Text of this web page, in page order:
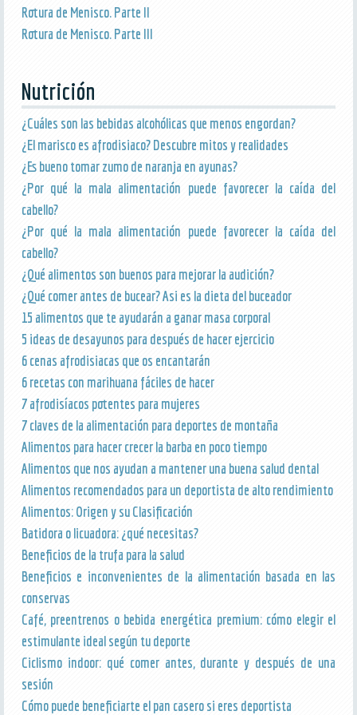
Rotura de Menisco. Parte II
Rotura de Menisco. Parte III
Nutrición
¿Cuáles son las bebidas alcohólicas que menos engordan?
¿El marisco es afrodisiaco? Descubre mitos y realidades
¿Es bueno tomar zumo de naranja en ayunas?
¿Por qué la mala alimentación puede favorecer la caída del
cabello?
¿Por qué la mala alimentación puede favorecer la caída del
cabello?
¿Qué alimentos son buenos para mejorar la audición?
¿Qué comer antes de bucear? Asi es la dieta del buceador
15 alimentos que te ayudarán a ganar masa corporal
5 ideas de desayunos para después de hacer ejercicio
6 cenas afrodisiacas que os encantarán
6 recetas con marihuana fáciles de hacer
7 afrodisíacos potentes para mujeres
7 claves de la alimentación para deportes de montaña
Alimentos para hacer crecer la barba en poco tiempo
Alimentos que nos ayudan a mantener una buena salud dental
Alimentos recomendados para un deportista de alto rendimiento
Alimentos: Origen y su Clasificación
Batidora o licuadora: ¿qué necesitas?
Beneficios de la trufa para la salud
Beneficios e inconvenientes de la alimentación basada en las
conservas
Café, preentrenos o bebida energética premium: cómo elegir el
estimulante ideal según tu deporte
Ciclismo indoor: qué comer antes, durante y después de una
sesión
Cómo puede beneficiarte el pan casero si eres deportista